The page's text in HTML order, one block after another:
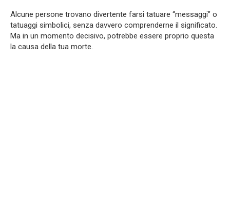
Alcune persone trovano divertente farsi tatuare “messaggi” o
tatuaggi simbolici, senza davvero comprenderne il significato.
Ma in un momento decisivo, potrebbe essere proprio questa
la causa della tua morte.